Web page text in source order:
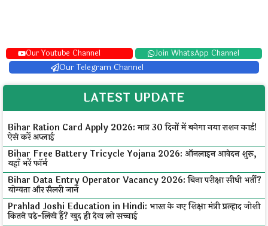
Our Youtube Channel Join WhatsApp Channel
Our Telegram Channel
LATEST UPDATE
Bihar Ration Card Apply 2026: मात्र 30 दिनों में बनेगा नया राशन कार्ड!
ऐसे करें अप्लाई
Bihar Free Battery Tricycle Yojana 2026: ऑनलाइन आवेदन शुरू,
यहाँ भरें फॉर्म
Bihar Data Entry Operator Vacancy 2026: बिना परीक्षा सीधी भर्ती?
योग्यता और सैलरी जानें
Prahlad Joshi Education in Hindi: भारत के नए शिक्षा मंत्री प्रल्हाद जोशी
कितने पढ़े-लिखे हैं? खुद ही देख लो सच्चाई